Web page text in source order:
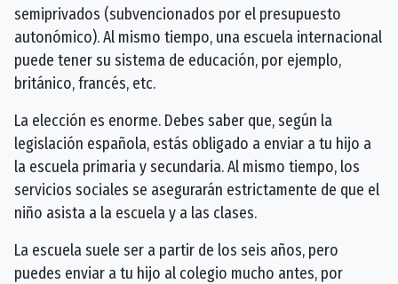
semiprivados (subvencionados por el presupuesto
autonómico). Al mismo tiempo, una escuela internacional
puede tener su sistema de educación, por ejemplo,
británico, francés, etc.
La elección es enorme. Debes saber que, según la
legislación española, estás obligado a enviar a tu hijo a
la escuela primaria y secundaria. Al mismo tiempo, los
servicios sociales se asegurarán estrictamente de que el
niño asista a la escuela y a las clases.
La escuela suele ser a partir de los seis años, pero
puedes enviar a tu hijo al colegio mucho antes, por